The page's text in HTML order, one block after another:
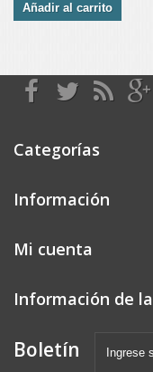
Añadir al carrito
Categorías
Información
Mi cuenta
Información de
Boletín